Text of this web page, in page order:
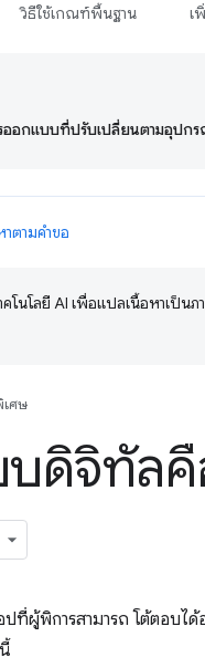
วิธีใช้เกณฑ์พื้นฐาน เ
ออกแบบที่ปรับเปลี่ยนตามอุปก
ตามคำขอ
โนโลยี AI เพื่อแปลเนื้อหาเป็น
เศษ
บดิจิทัล
ที่ผู้พิการสามารถ โต้ตอบไ